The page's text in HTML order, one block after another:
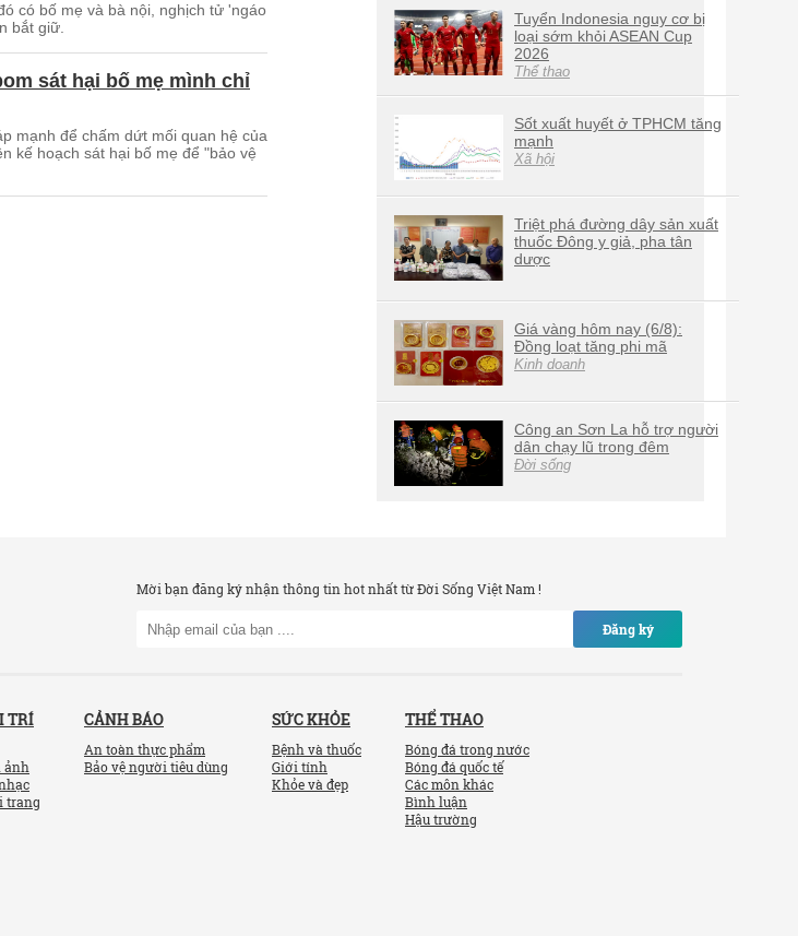
có bố mẹ và bà nội, nghịch tử 'ngáo
bắt giữ.
sát hại bố mẹ mình chỉ
mạnh để chấm dứt mối quan hệ của
kế hoạch sát hại bố mẹ để "bảo vệ
Tuyển Indonesia nguy cơ bị
loại sớm khỏi ASEAN Cup
2026
Thể thao
Sốt xuất huyết ở TPHCM tăng
mạnh
Xã hội
Triệt phá đường dây sản xuất
thuốc Đông y giả, pha tân
dược
Giá vàng hôm nay (6/8):
Đồng loạt tăng phi mã
Kinh doanh
Công an Sơn La hỗ trợ người
dân chạy lũ trong đêm
Đời sống
Mời bạn đăng ký nhận thông tin hot nhất từ Đời Sống Việt Nam !
Đăng ký
TRÍ
ảnh
trang
CẢNH BÁO
An toàn thực phẩm
Bảo vệ người tiêu dùng
SỨC KHỎE
Bệnh và thuốc
Giới tính
Khỏe và đẹp
THỂ THAO
Bóng đá trong nước
Bóng đá quốc tế
Các môn khác
Bình luận
Hậu trường